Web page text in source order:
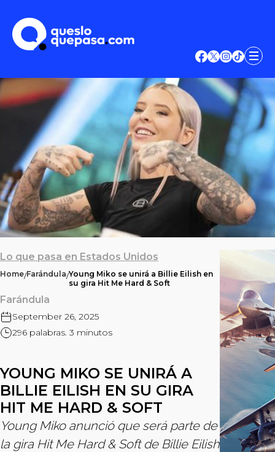
Lo que pasa en Estados Unidos
Home/Farándula/Young Miko se unirá a Billie Eilish en
su gira Hit Me Hard & Soft
Farándula
September 26, 2025
296 palabras. 3 minutos
YOUNG MIKO SE UNIRÁ A
BILLIE EILISH EN SU GIRA
HIT ME HARD & SOFT
Young Miko anunció que será parte de
la gira Hit Me Hard & Soft de Billie Eilish